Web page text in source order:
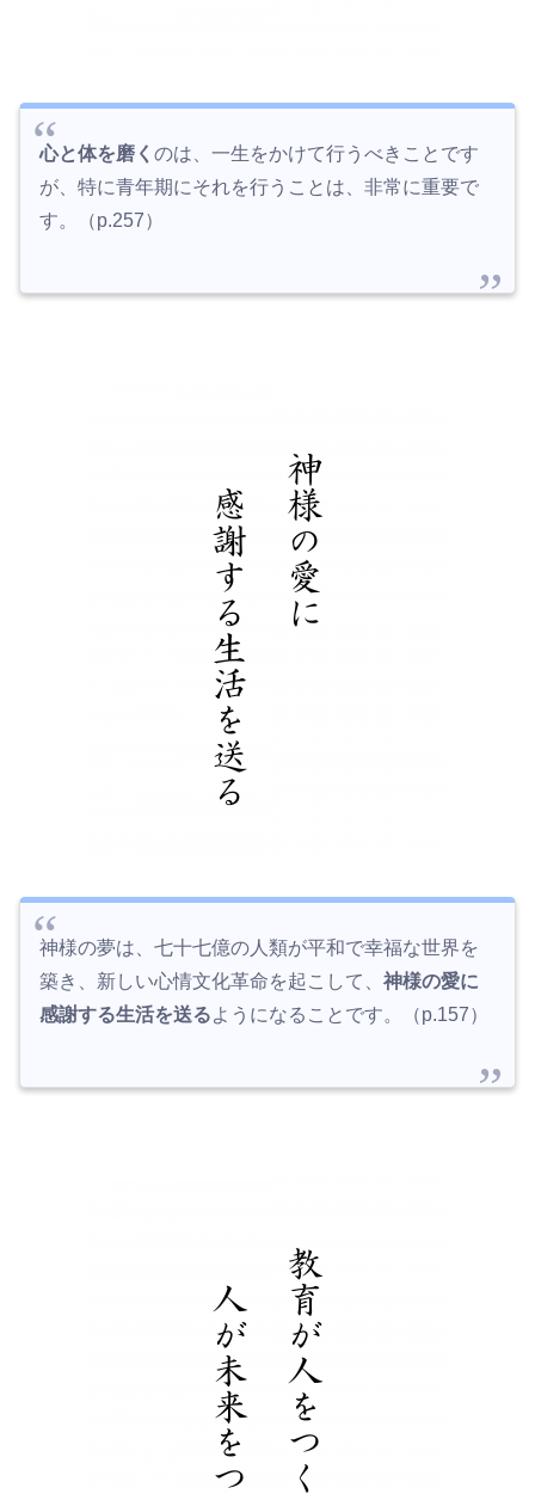
心と体を磨く のは、一生をかけて行うべきことです
が、特に青年期にそれを行うことは、非常に重要で
す。（p.257）
神様の夢は、七十七億の人類が平和で幸福な世界を
築き、新しい心情文化革命を起こして、 神様の愛に
感謝する生活を送るようになることです。（p.157）